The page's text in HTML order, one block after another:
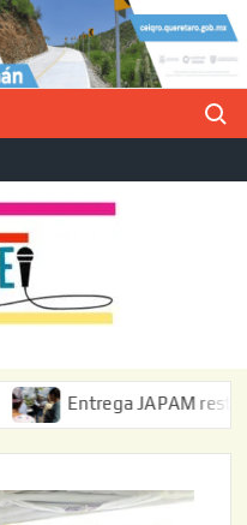
Entrega JAPAM restauración